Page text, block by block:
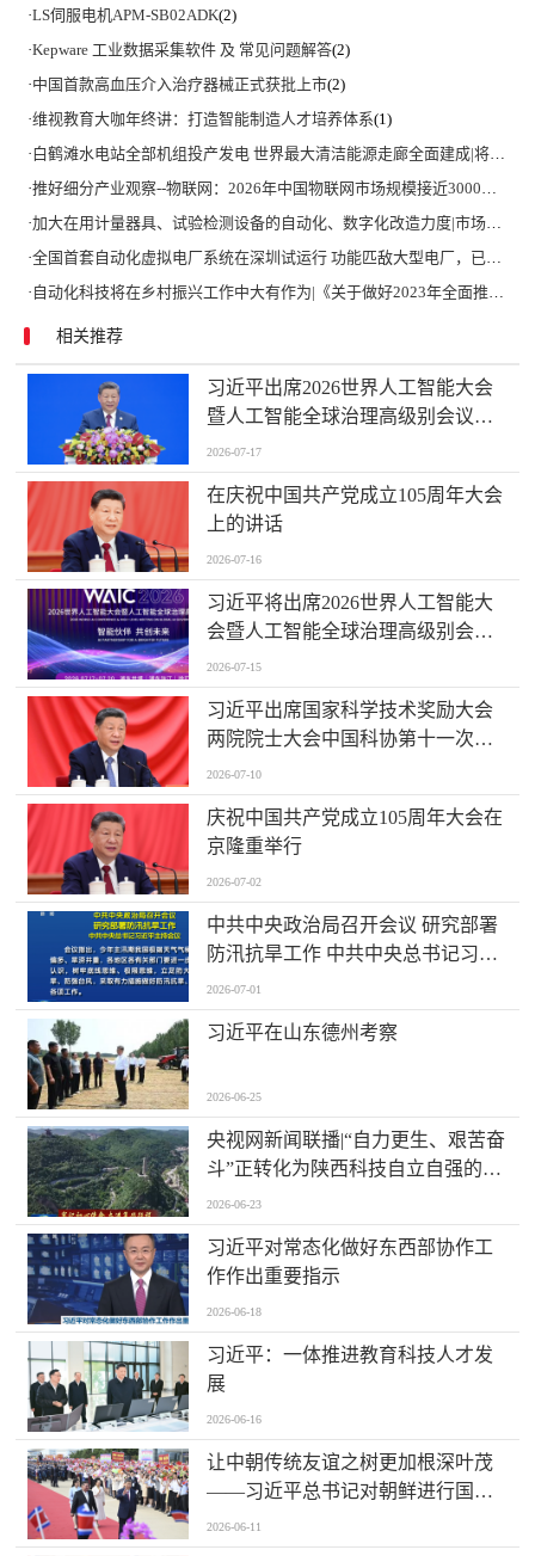
·LS伺服电机APM-SB02ADK(2)
·Kepware 工业数据采集软件 及 常见问题解答(2)
·中国首款高血压介入治疗器械正式获批上市(2)
·维视教育大咖年终讲：打造智能制造人才培养体系(1)
·白鹤滩水电站全部机组投产发电 世界最大清洁能源走廊全面建成|将为建设新型能源体系、保障国家能源安全、实现“双碳”目标提供有力支撑
·推好细分产业观察--物联网：2026年中国物联网市场规模接近3000亿美元 智慧工厂、智慧城市、智慧电网等将占60%以上
·加大在用计量器具、试验检测设备的自动化、数字化改造力度|市场监管总局 工业和信息化部 关于促进企业计量能力提升的指导意见
·全国首套自动化虚拟电厂系统在深圳试运行 功能匹敌大型电厂，已入选国际典型案例
· 自动化科技将在乡村振兴工作中大有作为|《关于做好2023年全面推进乡村振兴重点工作的意见》发布
相关推荐
习近平出席2026世界人工智能大会
暨人工智能全球治理高级别会议开
幕式并发表主旨讲话
2026-07-17
在庆祝中国共产党成立105周年大会
上的讲话
2026-07-16
习近平将出席2026世界人工智能大
会暨人工智能全球治理高级别会议
开幕式并发表主旨讲话
2026-07-15
习近平出席国家科学技术奖励大会
两院院士大会中国科协第十一次全
国代表大会并发表重要讲话
2026-07-10
庆祝中国共产党成立105周年大会在
京隆重举行
2026-07-02
中共中央政治局召开会议 研究部署
防汛抗旱工作 中共中央总书记习近
平主持会议
2026-07-01
习近平在山东德州考察
2026-06-25
央视网新闻联播|“自力更生、艰苦奋
斗”正转化为陕西科技自立自强的坚
实力量
2026-06-23
习近平对常态化做好东西部协作工
作作出重要指示
2026-06-18
习近平：一体推进教育科技人才发
展
2026-06-16
让中朝传统友谊之树更加根深叶茂
——习近平总书记对朝鲜进行国事
访问纪实
2026-06-11